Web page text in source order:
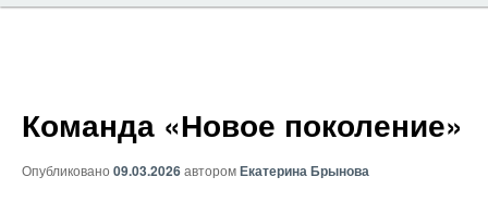
Команда «Новое поколение»
Опубликовано 09.03.2026авторомЕкатерина Брынова